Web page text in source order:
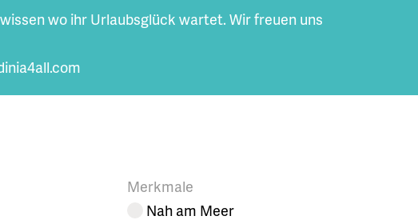
wo ihr Urlaubsglück wartet. Wir freuen uns
Merkmale
Nah am Meer